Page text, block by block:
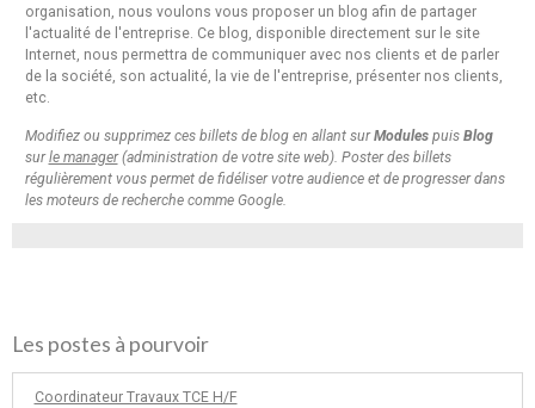
organisation, nous voulons vous proposer un blog afin de partager
l'actualité de l'entreprise. Ce blog, disponible directement sur le site
Internet, nous permettra de communiquer avec nos clients et de parler
de la société, son actualité, la vie de l'entreprise, présenter nos clients,
etc.
Modifiez ou supprimez ces billets de blog en allant surModulespuis Blog
surle manager(administration de votre site web). Poster des billets
régulièrement vous permet de fidéliser votre audience et de progresser dans
les moteurs de recherche comme Google.
Les postes à pourvoir
Coordinateur Travaux TCE H/F